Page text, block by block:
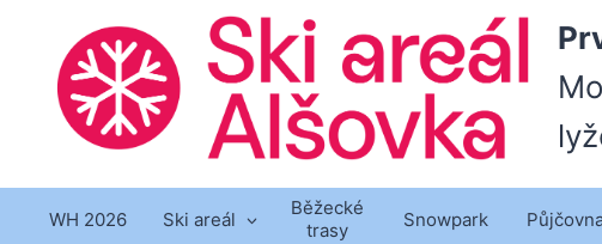
obsah
WH 2026 Ski areál
Běžecké
trasy
Snowpark